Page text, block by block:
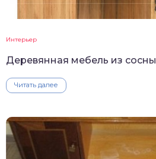
Интерьер
Деревянная мебель из сосны
Читать далее